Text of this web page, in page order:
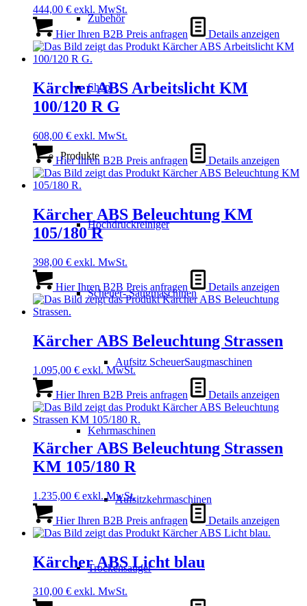
Zubehör
Shop
Produkte
Hochdruckreiniger
Scheuer- Saugmaschinen
Aufsitz ScheuerSaugmaschinen
Kehrmaschinen
Aufsitzkehrmaschinen
Trockensauger
444,00 € exkl. MwSt.
Hier Ihren B2B Preis anfragen Details anzeigen
Kärcher ABS Arbeitslicht KM
100/120 R G
608,00 € exkl. MwSt.
Hier Ihren B2B Preis anfragen Details anzeigen
Kärcher ABS Beleuchtung KM
105/180 R
398,00 € exkl. MwSt.
Hier Ihren B2B Preis anfragen Details anzeigen
Kärcher ABS Beleuchtung Strassen
1.095,00 € exkl. MwSt.
Hier Ihren B2B Preis anfragen Details anzeigen
Kärcher ABS Beleuchtung Strassen
KM 105/180 R
1.235,00 € exkl. MwSt.
Hier Ihren B2B Preis anfragen Details anzeigen
Kärcher ABS Licht blau
310,00 € exkl. MwSt.